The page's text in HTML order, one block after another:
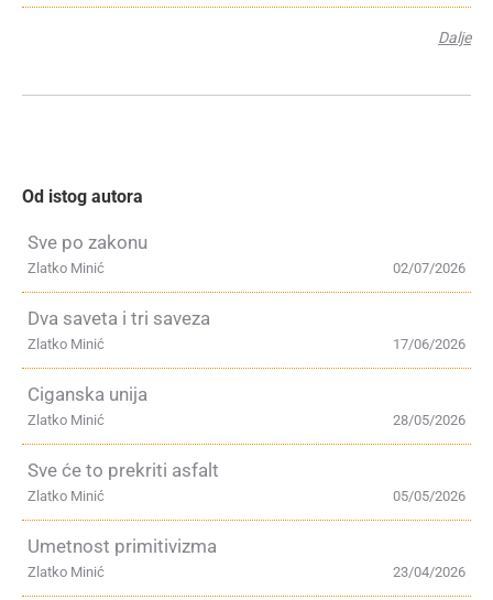
Dalje
Od istog autora
Sve po zakonu
02/07/2026
Zlatko Minić
Dva saveta i tri saveza
17/06/2026
Zlatko Minić
Ciganska unija
28/05/2026
Zlatko Minić
Sve će to prekriti asfalt
05/05/2026
Zlatko Minić
Umetnost primitivizma
23/04/2026
Zlatko Minić